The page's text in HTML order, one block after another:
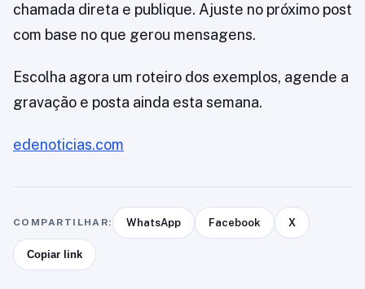
chamada direta e publique. Ajuste no próximo post
com base no que gerou mensagens.
Escolha agora um roteiro dos exemplos, agende a
gravação e posta ainda esta semana.
edenoticias.com
COMPARTILHAR: WhatsApp Facebook X
Copiar link